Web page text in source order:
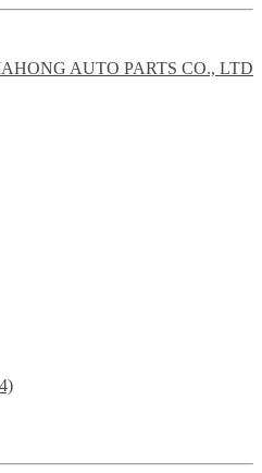
AUTO PARTS CO., LTD